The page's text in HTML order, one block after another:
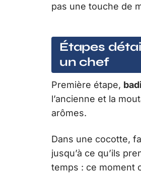
pas une touche de
Étapes
un chef
Première étape,
l’ancienne et la
arômes.
Dans une cocotte,
jusqu’à ce qu’ils
temps : ce moment